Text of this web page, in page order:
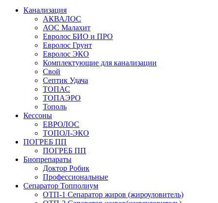
Канализация
АКВАЛОС
АОС Малахит
Евролос БИО и ПРО
Евролос Грунт
Евролос ЭКО
Комплектующие для канализации
Свой
Септик Удача
ТОПАС
ТОПАЭРО
Тополь
Кессоны
ЕВРОЛОС
ТОПОЛ-ЭКО
ПОГРЕБ ПП
ПОГРЕБ ПП
Биопрепараты
Доктор Робик
Профессиональные
Сепаратор Топполиум
ОТП-1 Сепаратор жиров (жироуловитель)